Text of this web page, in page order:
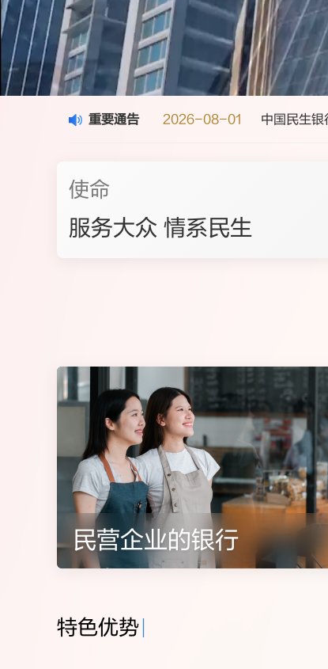
重要通告 2026-08-01 中国民生
使命
服务大众 情系民生
民营企业的银行
特色优势